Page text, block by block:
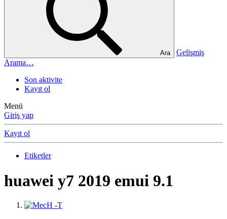
Ara
Gelişmiş
Arama…
Son aktivite
Kayıt ol
Menü
Giriş yap
Kayıt ol
Etiketler
huawei y7 2019 emui 9.1